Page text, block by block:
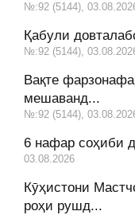
№:92 (5144),
Қабули
№:92 (5144),
Вақте
мешаванд...
№:92 (5144),
6 нафар соҳиби
03.08.2026
Кӯҳистони
роҳи рушд...